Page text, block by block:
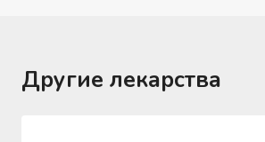
Другие лекарства